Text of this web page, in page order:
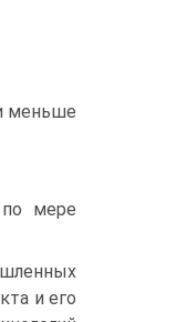
меньше
по мере
и его